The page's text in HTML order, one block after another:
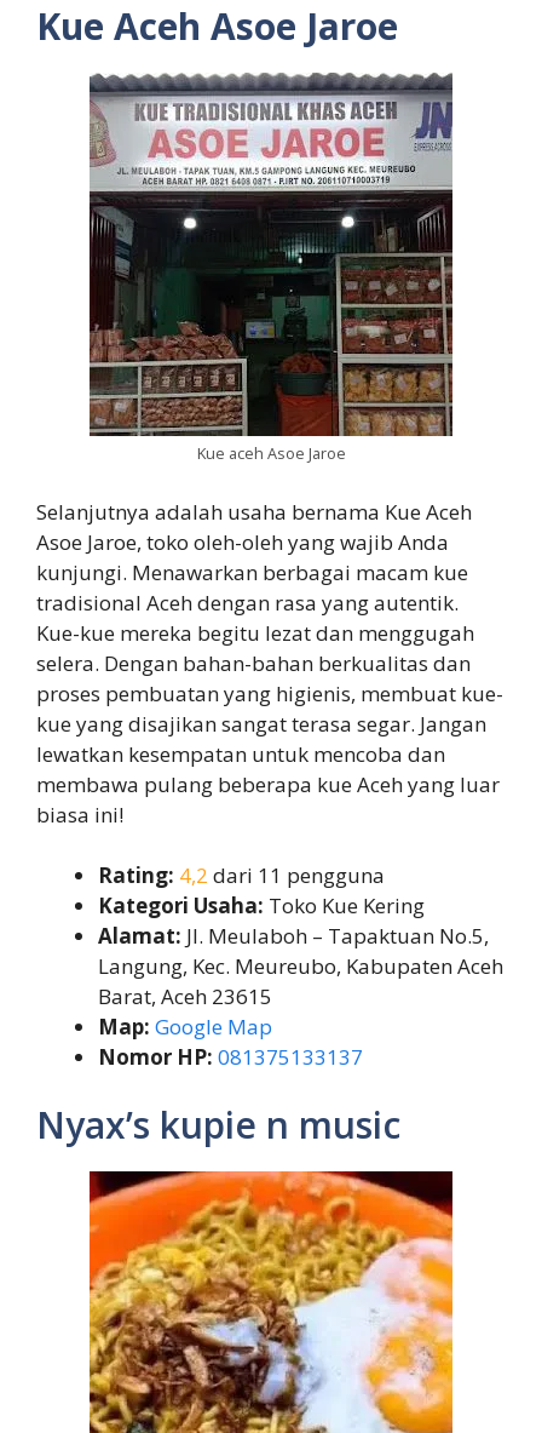
Kue Aceh Asoe Jaroe
Kue aceh Asoe Jaroe
Selanjutnya adalah usaha bernama Kue Aceh
Asoe Jaroe, toko oleh-oleh yang wajib Anda
kunjungi. Menawarkan berbagai macam kue
tradisional Aceh dengan rasa yang autentik.
Kue-kue mereka begitu lezat dan menggugah
selera. Dengan bahan-bahan berkualitas dan
proses pembuatan yang higienis, membuat kue-
kue yang disajikan sangat terasa segar. Jangan
lewatkan kesempatan untuk mencoba dan
membawa pulang beberapa kue Aceh yang luar
biasa ini!
Rating: 4,2 dari 11 pengguna
Kategori Usaha: Toko Kue Kering
Alamat: Jl. Meulaboh – Tapaktuan No.5,
Langung, Kec. Meureubo, Kabupaten Aceh
Barat, Aceh 23615
Map: Google Map
Nomor HP: 081375133137
Nyax’s kupie n music